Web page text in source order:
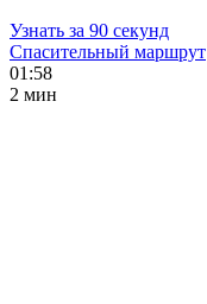
Узнать за 90 секунд
Спасительный маршрут
01:58
2 мин